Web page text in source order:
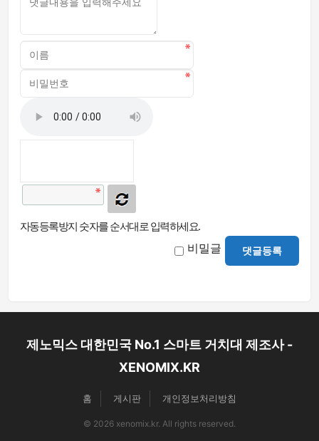
자동등록방지 숫자를 순서대로 입력하세요.
비밀글 댓글등록
제노믹스 대한민국 No.1 스마트 거치대 제조사 -
XENOMIX.KR
홈 게시판 개인정보처리방침
© 2026 xenomix.kr. All rights reserved.